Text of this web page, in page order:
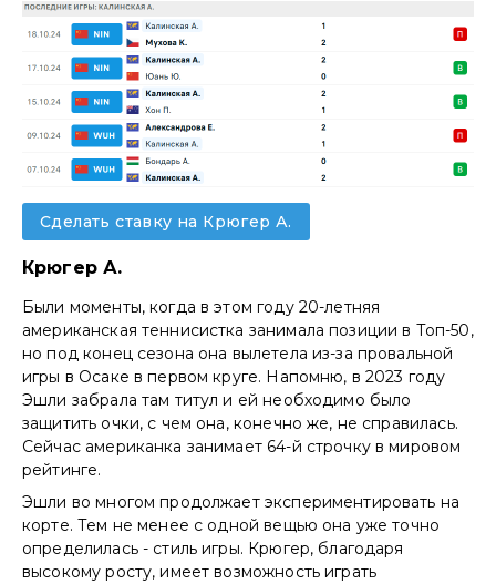
Сделать ставку на Крюгер А.
Крюгер А.
Были моменты, когда в этом году 20-летняя
американская теннисистка занимала позиции в Топ-50,
но под конец сезона она вылетела из-за провальной
игры в Осаке в первом круге. Напомню, в 2023 году
Эшли забрала там титул и ей необходимо было
защитить очки, с чем она, конечно же, не справилась.
Сейчас американка занимает 64-й строчку в мировом
рейтинге.
Эшли во многом продолжает экспериментировать на
корте. Тем не менее с одной вещью она уже точно
определилась - стиль игры. Крюгер, благодаря
высокому росту, имеет возможность играть